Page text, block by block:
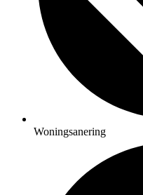
Woningsanering